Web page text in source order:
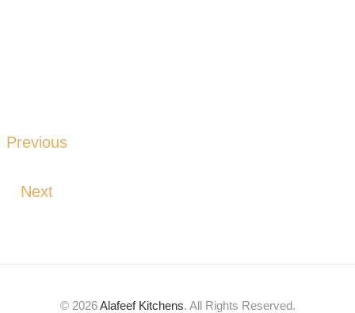
Previous
Next
© 2026Alafeef Kitchens. All Rights Reserved.